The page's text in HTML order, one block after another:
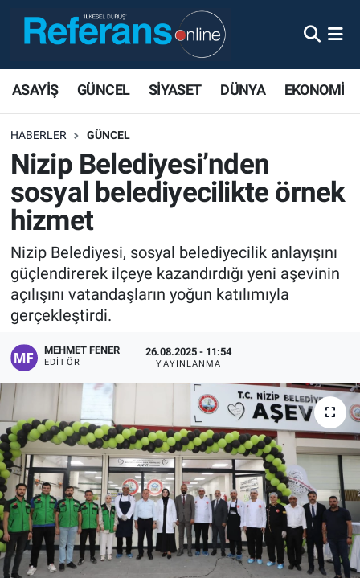
ASAYİŞ GÜNCEL SİYASET DÜNYA EKONOMİ
HABERLER GÜNCEL
Nizip Belediyesi’nden
sosyal belediyecilikte örnek
hizmet
Nizip Belediyesi, sosyal belediyecilik anlayışını
güçlendirerek ilçeye kazandırdığı yeni aşevinin
açılışını vatandaşların yoğun katılımıyla
gerçekleştirdi.
MEHMET FENER
EDITÖR
26.08.2025 - 11:54
YAYINLANMA